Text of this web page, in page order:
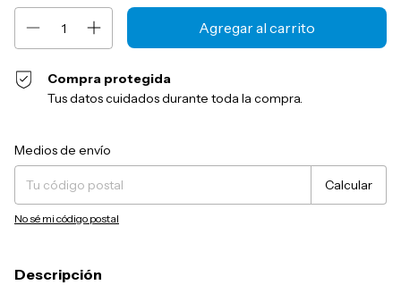
Compra protegida
Tus datos cuidados durante toda la compra.
Entregas para el CP:
Medios de envío
Calcular
No sé mi código postal
Descripción